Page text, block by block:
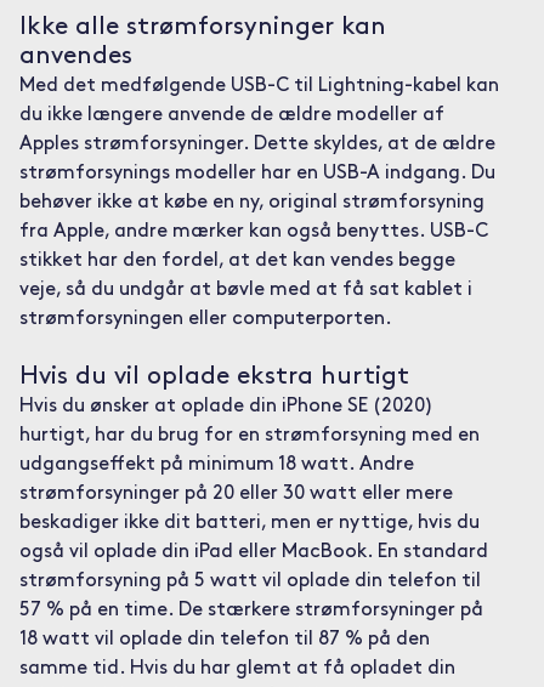
Ikke alle strømforsyninger kan
anvendes
Med det medfølgende USB-C til Lightning-kabel kan
du ikke længere anvende de ældre modeller af
Apples strømforsyninger. Dette skyldes, at de ældre
strømforsynings modeller har en USB-A indgang. Du
behøver ikke at købe en ny, original strømforsyning
fra Apple, andre mærker kan også benyttes. USB-C
stikket har den fordel, at det kan vendes begge
veje, så du undgår at bøvle med at få sat kablet i
strømforsyningen eller computerporten.
Hvis du vil oplade ekstra hurtigt
Hvis du ønsker at oplade din iPhone SE (2020)
hurtigt, har du brug for en strømforsyning med en
udgangseffekt på minimum 18 watt. Andre
strømforsyninger på 20 eller 30 watt eller mere
beskadiger ikke dit batteri, men er nyttige, hvis du
også vil oplade din iPad eller MacBook. En standard
strømforsyning på 5 watt vil oplade din telefon til
57 % på en time. De stærkere strømforsyninger på
18 watt vil oplade din telefon til 87 % på den
samme tid. Hvis du har glemt at få opladet din